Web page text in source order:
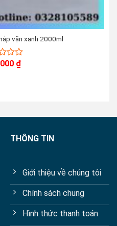
vặn xanh 2000ml
₫
THÔNG TIN
Giới thiệu về chúng tôi
Chính sách chung
Hình thức thanh toán